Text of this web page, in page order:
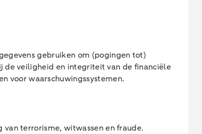
gebruiken om (pogingen tot)
de veiligheid en integriteit van de financiële
voor waarschuwingssystemen.
terrorisme, witwassen en fraude.